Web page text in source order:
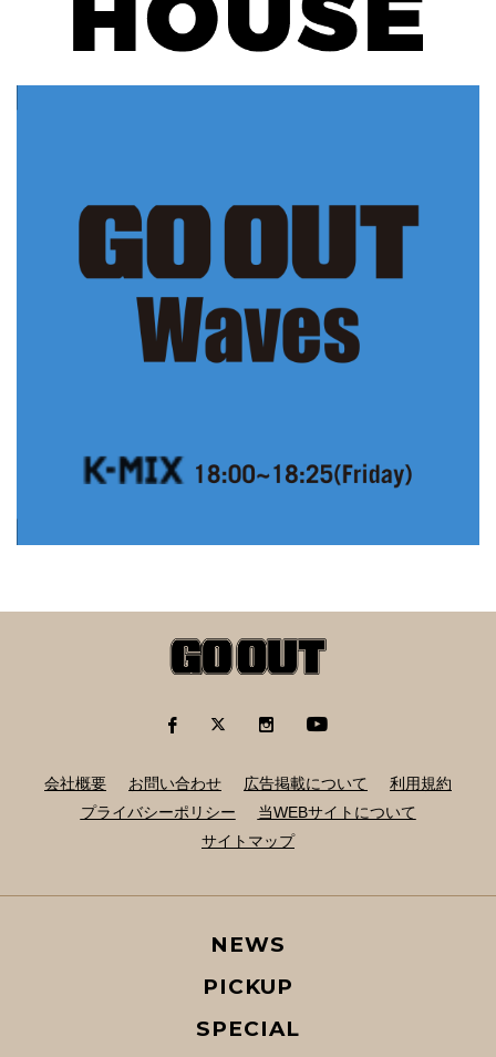
会社概要 お問い合わせ 広告掲載について
利用規約
プライバシーポリシー
当WEBサイトについて
サイトマップ
NEWS
PICKUP
SPECIAL